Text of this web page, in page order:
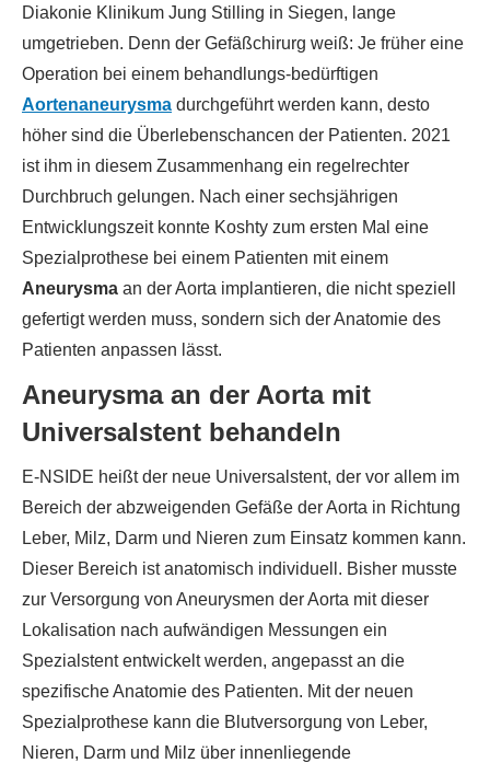
Diakonie Klinikum Jung Stilling in Siegen, lange
umgetrieben. Denn der Gefäßchirurg weiß: Je früher eine
Operation bei einem behandlungs-bedürftigen
Aortenaneurysma durchgeführt werden kann, desto
höher sind die Überlebenschancen der Patienten. 2021
ist ihm in diesem Zusammenhang ein regelrechter
Durchbruch gelungen. Nach einer sechsjährigen
Entwicklungszeit konnte Koshty zum ersten Mal eine
Spezialprothese bei einem Patienten mit einem
Aneurysma an der Aorta implantieren, die nicht speziell
gefertigt werden muss, sondern sich der Anatomie des
Patienten anpassen lässt.
Aneurysma an der Aorta mit
Universalstent behandeln
E-NSIDE heißt der neue Universalstent, der vor allem im
Bereich der abzweigenden Gefäße der Aorta in Richtung
Leber, Milz, Darm und Nieren zum Einsatz kommen kann.
Dieser Bereich ist anatomisch individuell. Bisher musste
zur Versorgung von Aneurysmen der Aorta mit dieser
Lokalisation nach aufwändigen Messungen ein
Spezialstent entwickelt werden, angepasst an die
spezifische Anatomie des Patienten. Mit der neuen
Spezialprothese kann die Blutversorgung von Leber,
Nieren, Darm und Milz über innenliegende